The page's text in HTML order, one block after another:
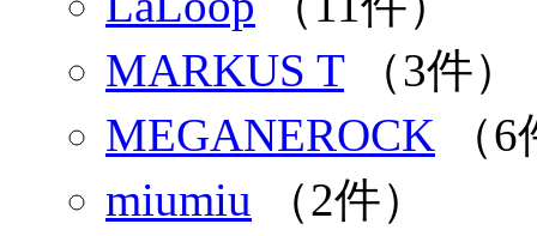
MARKUS T（3件）
MEGANEROCK （
miumiu （2件）